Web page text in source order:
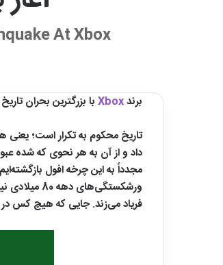
At Xbox
برندXbox با بزرگترین بحران
تاریخ محکوم به تکرار است؛
فریاد می‌زند. جایی که هیچ کس